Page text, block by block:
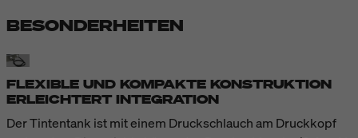
BESONDERHEITEN
FLEXIBLE UND KOMPAKTE KONSTRUKTION
ERLEICHTERT INTEGRATION
Der Tintentank ist mit einem Druckschlauch am Druckkopf